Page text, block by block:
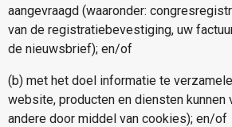
aangevraagd (waaronder:
van de registratiebevestiging, uw
de nieuwsbrief); en/of
(b) met het doel informatie te
website, producten en diensten kunnen
andere door middel van cookies); en/of